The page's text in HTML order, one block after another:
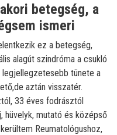
betegség, a
ismeri
ez a betegség,
alagút szindróma a csukló
tünete a
aztán visszatér.
33 éves fodrásztól
hüvelyk, mutató és középső
Reumatológushoz,